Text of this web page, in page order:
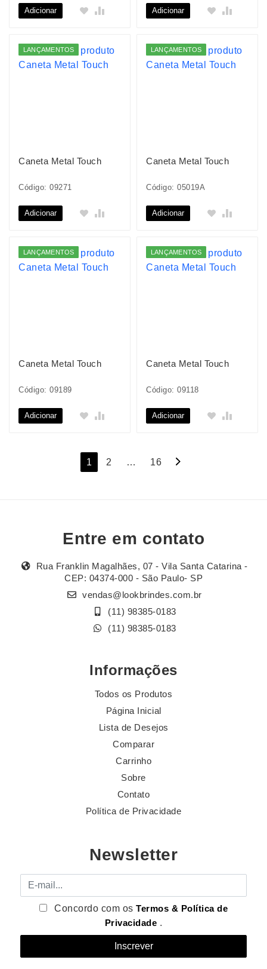
Adicionar Adicionar
LANÇAMENTOS
Caneta Metal Touch
Código: 09271
Adicionar
LANÇAMENTOS
Caneta Metal Touch
Código: 05019A
Adicionar
LANÇAMENTOS
Caneta Metal Touch
Código: 09189
Adicionar
LANÇAMENTOS
Caneta Metal Touch
Código: 09118
Adicionar
Navegação
1 2 … 16
Entre em contato
Rua Franklin Magalhães, 07 - Vila Santa Catarina -
CEP: 04374-000 - São Paulo- SP
vendas@lookbrindes.com.br
(11) 98385-0183
(11) 98385-0183
Informações
Todos os Produtos
Página Inicial
Lista de Desejos
Comparar
Carrinho
Sobre
Contato
Política de Privacidade
Newsletter
E-mail
Concordo com osTermos & Política de
Privacidade .